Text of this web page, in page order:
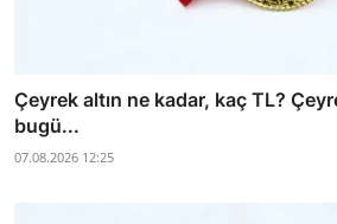
Çeyrek altın ne kadar, kaç TL?
bugü...
07.08.2026 12:25